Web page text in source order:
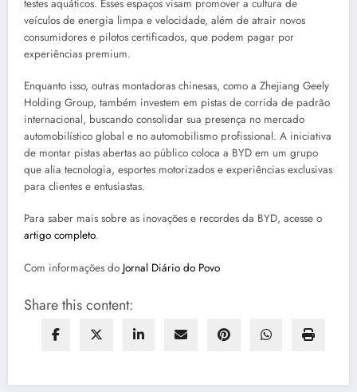
testes aquáticos. Esses espaços visam promover a cultura de
veículos de energia limpa e velocidade, além de atrair novos
consumidores e pilotos certificados, que podem pagar por
experiências premium.
Enquanto isso, outras montadoras chinesas, como a Zhejiang Geely
Holding Group, também investem em pistas de corrida de padrão
internacional, buscando consolidar sua presença no mercado
automobilístico global e no automobilismo profissional. A iniciativa
de montar pistas abertas ao público coloca a BYD em um grupo
que alia tecnologia, esportes motorizados e experiências exclusivas
para clientes e entusiastas.
Para saber mais sobre as inovações e recordes da BYD, acesse o
artigo completo.
Com informações do Jornal Diário do Povo
Share this content: